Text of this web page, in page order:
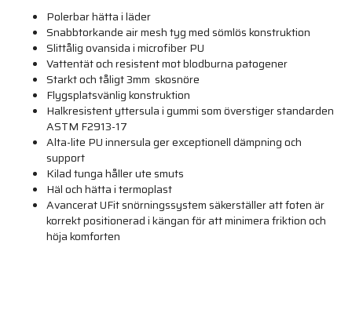
Polerbar hätta i läder
Snabbtorkande air mesh tyg med sömlös konstruktion
Slittålig ovansida i microfiber PU
Vattentät och resistent mot blodburna patogener
Starkt och tåligt 3mm skosnöre
Flygsplatsvänlig konstruktion
Halkresistent yttersula i gummi som överstiger standarden
ASTM F2913-17
Alta-lite PU innersula ger exceptionell dämpning och
support
Kilad tunga håller ute smuts
Häl och hätta i termoplast
Avancerat UFit snörningssystem säkerställer att foten är
korrekt positionerad i kängan för att minimera friktion och
höja komforten